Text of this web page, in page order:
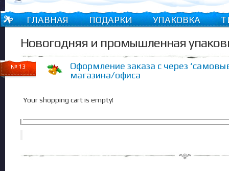
ГЛАВНАЯ ПОДАРКИ УПАКОВКА
Новогодняя и промышленная
№ 13
Оформление заказа с через
магазина/офиса
Your shopping cart is empty!